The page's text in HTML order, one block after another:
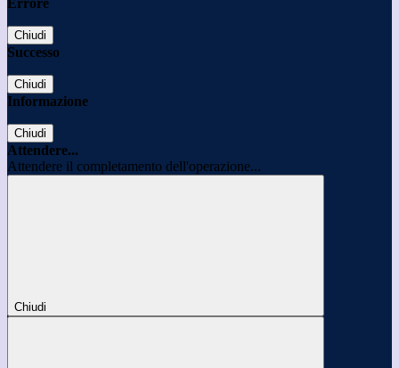
Errore
Chiudi
Successo
Chiudi
Informazione
Chiudi
Attendere...
Attendere il completamento dell'operazione...
Chiudi